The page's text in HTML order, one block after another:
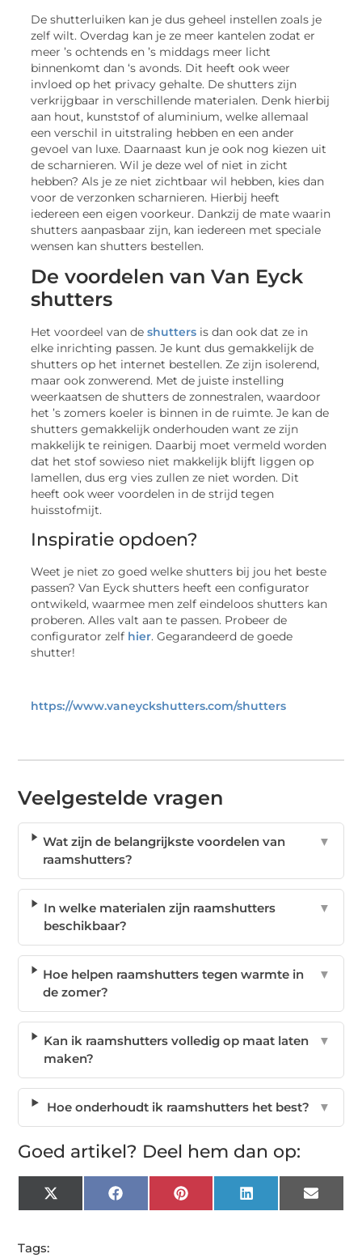
De shutterluiken kan je dus geheel instellen zoals je
zelf wilt. Overdag kan je ze meer kantelen zodat er
meer ’s ochtends en ’s middags meer licht
binnenkomt dan ‘s avonds. Dit heeft ook weer
invloed op het privacy gehalte. De shutters zijn
verkrijgbaar in verschillende materialen. Denk hierbij
aan hout, kunststof of aluminium, welke allemaal
een verschil in uitstraling hebben en een ander
gevoel van luxe. Daarnaast kun je ook nog kiezen uit
de scharnieren. Wil je deze wel of niet in zicht
hebben? Als je ze niet zichtbaar wil hebben, kies dan
voor de verzonken scharnieren. Hierbij heeft
iedereen een eigen voorkeur. Dankzij de mate waarin
shutters aanpasbaar zijn, kan iedereen met speciale
wensen kan shutters bestellen.
De voordelen van Van Eyck
shutters
Het voordeel van deshutters is dan ook dat ze in
elke inrichting passen. Je kunt dus gemakkelijk de
shutters op het internet bestellen. Ze zijn isolerend,
maar ook zonwerend. Met de juiste instelling
weerkaatsen de shutters de zonnestralen, waardoor
het ’s zomers koeler is binnen in de ruimte. Je kan de
shutters gemakkelijk onderhouden want ze zijn
makkelijk te reinigen. Daarbij moet vermeld worden
dat het stof sowieso niet makkelijk blijft liggen op
lamellen, dus erg vies zullen ze niet worden. Dit
heeft ook weer voordelen in de strijd tegen
huisstofmijt.
Inspiratie opdoen?
Weet je niet zo goed welke shutters bij jou het beste
passen? Van Eyck shutters heeft een configurator
ontwikeld, waarmee men zelf eindeloos shutters kan
proberen. Alles valt aan te passen. Probeer de
configurator zelf hier. Gegarandeerd de goede
shutter!
https://www.vaneyckshutters.com/shutters
Veelgestelde vragen
Wat zijn de belangrijkste voordelen van
raamshutters?
▼
In welke materialen zijn raamshutters
beschikbaar?
▼
Hoe helpen raamshutters tegen warmte in
de zomer?
▼
Kan ik raamshutters volledig op maat laten
maken?
▼
Hoe onderhoudt ik raamshutters het best? ▼
Goed artikel? Deel hem dan op:
X
(Twitter)
FacebookPinterest LinkedIn Email
Tags: